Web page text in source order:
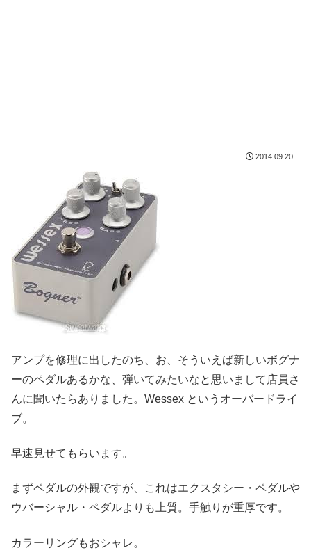
2014.09.20
アンプを修理に出したのち、お、そういえば新しいボグナ
ーのペダルあるかな、弾いてみたいなと思いまして店員さ
んに聞いたらありました。Wessex というオーバードライ
ブ。
早速見せてもらいます。
まずペダルの外観ですが、これはエクスタシー・ペダルや
ウバーシャル・ペダルよりも上質。手触りが重厚です。
カラーリングもおシャレ。